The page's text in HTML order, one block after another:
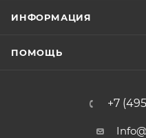
ИНФОРМАЦИЯ
ПОМОЩЬ
+7